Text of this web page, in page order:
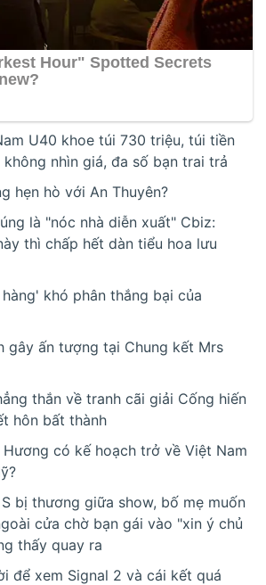
U40 khoe túi 730 triệu, túi tiền
nhìn giá, đa số bạn trai trả
hẹn hò với An Thuyên?
là "nóc nhà diễn xuất" Cbiz:
thì chấp hết dàn tiểu hoa lưu
khó phân thắng bại của
gây ấn tượng tại Chung kết Mrs
thắn về tranh cãi giải Cống hiến
hôn bất thành
Hương có kế hoạch trở về Việt Nam
bị thương giữa show, bố mẹ muốn
cửa chờ bạn gái vào "xin ý chủ
thấy quay ra
để xem Signal 2 và cái kết quá